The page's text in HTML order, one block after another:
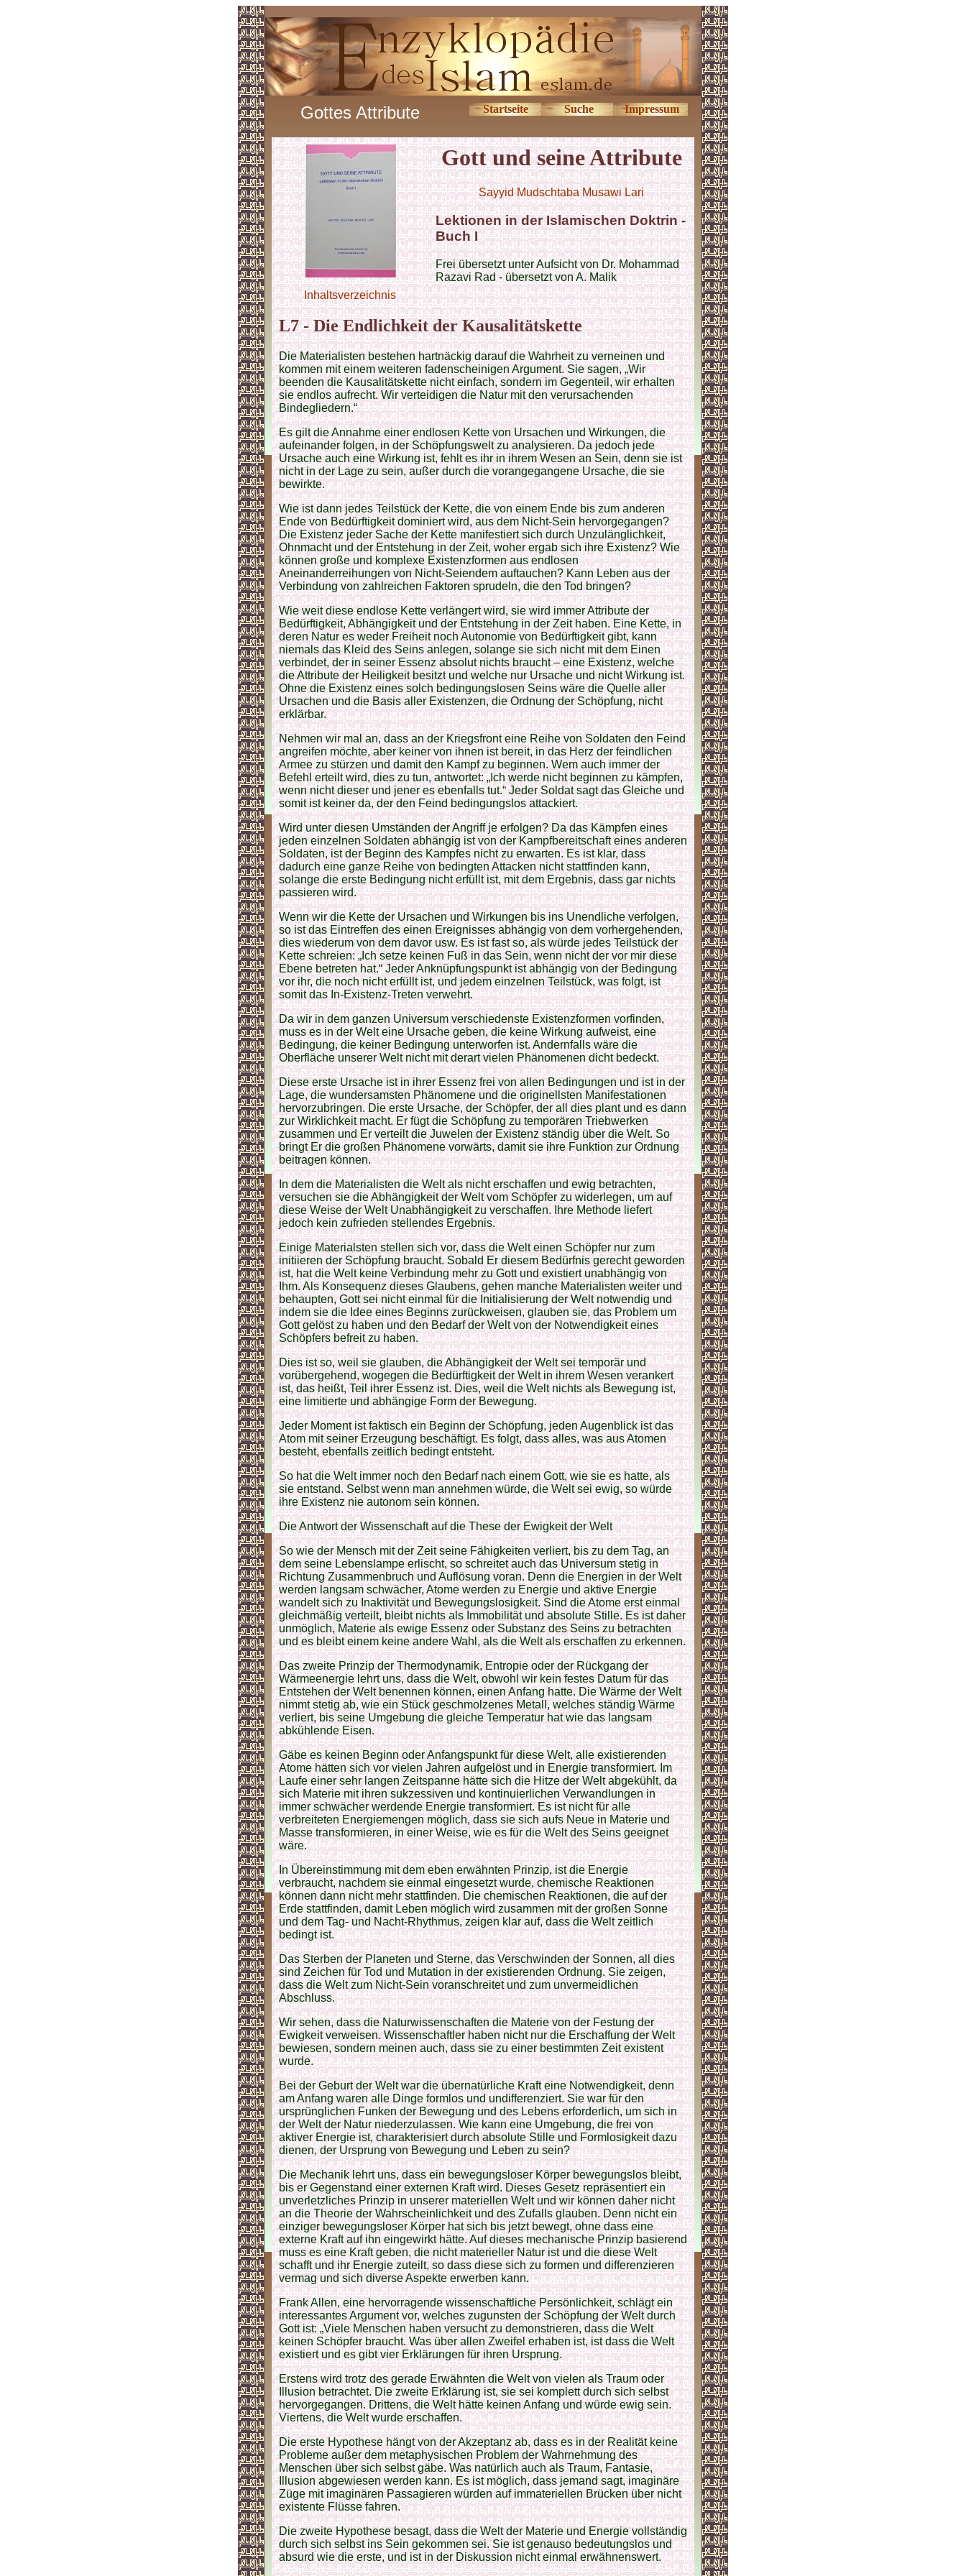
Gottes Attribute Startseite Suche Impressum
Inhaltsverzeichnis
Gott und seine Attribute
Sayyid Mudschtaba Musawi Lari
Lektionen in der Islamischen Doktrin -
Buch I
Frei übersetzt unter Aufsicht von Dr. Mohammad
Razavi Rad - übersetzt von A. Malik
L7 - Die Endlichkeit der Kausalitätskette
Die Materialisten bestehen hartnäckig darauf die Wahrheit zu verneinen und
kommen mit einem weiteren fadenscheinigen Argument. Sie sagen, „Wir
beenden die Kausalitätskette nicht einfach, sondern im Gegenteil, wir erhalten
sie endlos aufrecht. Wir verteidigen die Natur mit den verursachenden
Bindegliedern.“
Es gilt die Annahme einer endlosen Kette von Ursachen und Wirkungen, die
aufeinander folgen, in der Schöpfungswelt zu analysieren. Da jedoch jede
Ursache auch eine Wirkung ist, fehlt es ihr in ihrem Wesen an Sein, denn sie ist
nicht in der Lage zu sein, außer durch die vorangegangene Ursache, die sie
bewirkte.
Wie ist dann jedes Teilstück der Kette, die von einem Ende bis zum anderen
Ende von Bedürftigkeit dominiert wird, aus dem Nicht-Sein hervorgegangen?
Die Existenz jeder Sache der Kette manifestiert sich durch Unzulänglichkeit,
Ohnmacht und der Entstehung in der Zeit, woher ergab sich ihre Existenz? Wie
können große und komplexe Existenzformen aus endlosen
Aneinanderreihungen von Nicht-Seiendem auftauchen? Kann Leben aus der
Verbindung von zahlreichen Faktoren sprudeln, die den Tod bringen?
Wie weit diese endlose Kette verlängert wird, sie wird immer Attribute der
Bedürftigkeit, Abhängigkeit und der Entstehung in der Zeit haben. Eine Kette, in
deren Natur es weder Freiheit noch Autonomie von Bedürftigkeit gibt, kann
niemals das Kleid des Seins anlegen, solange sie sich nicht mit dem Einen
verbindet, der in seiner Essenz absolut nichts braucht – eine Existenz, welche
die Attribute der Heiligkeit besitzt und welche nur Ursache und nicht Wirkung ist.
Ohne die Existenz eines solch bedingungslosen Seins wäre die Quelle aller
Ursachen und die Basis aller Existenzen, die Ordnung der Schöpfung, nicht
erklärbar.
Nehmen wir mal an, dass an der Kriegsfront eine Reihe von Soldaten den Feind
angreifen möchte, aber keiner von ihnen ist bereit, in das Herz der feindlichen
Armee zu stürzen und damit den Kampf zu beginnen. Wem auch immer der
Befehl erteilt wird, dies zu tun, antwortet: „Ich werde nicht beginnen zu kämpfen,
wenn nicht dieser und jener es ebenfalls tut.“ Jeder Soldat sagt das Gleiche und
somit ist keiner da, der den Feind bedingungslos attackiert.
Wird unter diesen Umständen der Angriff je erfolgen? Da das Kämpfen eines
jeden einzelnen Soldaten abhängig ist von der Kampfbereitschaft eines anderen
Soldaten, ist der Beginn des Kampfes nicht zu erwarten. Es ist klar, dass
dadurch eine ganze Reihe von bedingten Attacken nicht stattfinden kann,
solange die erste Bedingung nicht erfüllt ist, mit dem Ergebnis, dass gar nichts
passieren wird.
Wenn wir die Kette der Ursachen und Wirkungen bis ins Unendliche verfolgen,
so ist das Eintreffen des einen Ereignisses abhängig von dem vorhergehenden,
dies wiederum von dem davor usw. Es ist fast so, als würde jedes Teilstück der
Kette schreien: „Ich setze keinen Fuß in das Sein, wenn nicht der vor mir diese
Ebene betreten hat.“ Jeder Anknüpfungspunkt ist abhängig von der Bedingung
vor ihr, die noch nicht erfüllt ist, und jedem einzelnen Teilstück, was folgt, ist
somit das In-Existenz-Treten verwehrt.
Da wir in dem ganzen Universum verschiedenste Existenzformen vorfinden,
muss es in der Welt eine Ursache geben, die keine Wirkung aufweist, eine
Bedingung, die keiner Bedingung unterworfen ist. Andernfalls wäre die
Oberfläche unserer Welt nicht mit derart vielen Phänomenen dicht bedeckt.
Diese erste Ursache ist in ihrer Essenz frei von allen Bedingungen und ist in der
Lage, die wundersamsten Phänomene und die originellsten Manifestationen
hervorzubringen. Die erste Ursache, der Schöpfer, der all dies plant und es dann
zur Wirklichkeit macht. Er fügt die Schöpfung zu temporären Triebwerken
zusammen und Er verteilt die Juwelen der Existenz ständig über die Welt. So
bringt Er die großen Phänomene vorwärts, damit sie ihre Funktion zur Ordnung
beitragen können.
In dem die Materialisten die Welt als nicht erschaffen und ewig betrachten,
versuchen sie die Abhängigkeit der Welt vom Schöpfer zu widerlegen, um auf
diese Weise der Welt Unabhängigkeit zu verschaffen. Ihre Methode liefert
jedoch kein zufrieden stellendes Ergebnis.
Einige Materialsten stellen sich vor, dass die Welt einen Schöpfer nur zum
initiieren der Schöpfung braucht. Sobald Er diesem Bedürfnis gerecht geworden
ist, hat die Welt keine Verbindung mehr zu Gott und existiert unabhängig von
Ihm. Als Konsequenz dieses Glaubens, gehen manche Materialisten weiter und
behaupten, Gott sei nicht einmal für die Initialisierung der Welt notwendig und
indem sie die Idee eines Beginns zurückweisen, glauben sie, das Problem um
Gott gelöst zu haben und den Bedarf der Welt von der Notwendigkeit eines
Schöpfers befreit zu haben.
Dies ist so, weil sie glauben, die Abhängigkeit der Welt sei temporär und
vorübergehend, wogegen die Bedürftigkeit der Welt in ihrem Wesen verankert
ist, das heißt, Teil ihrer Essenz ist. Dies, weil die Welt nichts als Bewegung ist,
eine limitierte und abhängige Form der Bewegung.
Jeder Moment ist faktisch ein Beginn der Schöpfung, jeden Augenblick ist das
Atom mit seiner Erzeugung beschäftigt. Es folgt, dass alles, was aus Atomen
besteht, ebenfalls zeitlich bedingt entsteht.
So hat die Welt immer noch den Bedarf nach einem Gott, wie sie es hatte, als
sie entstand. Selbst wenn man annehmen würde, die Welt sei ewig, so würde
ihre Existenz nie autonom sein können.
Die Antwort der Wissenschaft auf die These der Ewigkeit der Welt
So wie der Mensch mit der Zeit seine Fähigkeiten verliert, bis zu dem Tag, an
dem seine Lebenslampe erlischt, so schreitet auch das Universum stetig in
Richtung Zusammenbruch und Auflösung voran. Denn die Energien in der Welt
werden langsam schwächer, Atome werden zu Energie und aktive Energie
wandelt sich zu Inaktivität und Bewegungslosigkeit. Sind die Atome erst einmal
gleichmäßig verteilt, bleibt nichts als Immobilität und absolute Stille. Es ist daher
unmöglich, Materie als ewige Essenz oder Substanz des Seins zu betrachten
und es bleibt einem keine andere Wahl, als die Welt als erschaffen zu erkennen.
Das zweite Prinzip der Thermodynamik, Entropie oder der Rückgang der
Wärmeenergie lehrt uns, dass die Welt, obwohl wir kein festes Datum für das
Entstehen der Welt benennen können, einen Anfang hatte. Die Wärme der Welt
nimmt stetig ab, wie ein Stück geschmolzenes Metall, welches ständig Wärme
verliert, bis seine Umgebung die gleiche Temperatur hat wie das langsam
abkühlende Eisen.
Gäbe es keinen Beginn oder Anfangspunkt für diese Welt, alle existierenden
Atome hätten sich vor vielen Jahren aufgelöst und in Energie transformiert. Im
Laufe einer sehr langen Zeitspanne hätte sich die Hitze der Welt abgekühlt, da
sich Materie mit ihren sukzessiven und kontinuierlichen Verwandlungen in
immer schwächer werdende Energie transformiert. Es ist nicht für alle
verbreiteten Energiemengen möglich, dass sie sich aufs Neue in Materie und
Masse transformieren, in einer Weise, wie es für die Welt des Seins geeignet
wäre.
In Übereinstimmung mit dem eben erwähnten Prinzip, ist die Energie
verbraucht, nachdem sie einmal eingesetzt wurde, chemische Reaktionen
können dann nicht mehr stattfinden. Die chemischen Reaktionen, die auf der
Erde stattfinden, damit Leben möglich wird zusammen mit der großen Sonne
und dem Tag- und Nacht-Rhythmus, zeigen klar auf, dass die Welt zeitlich
bedingt ist.
Das Sterben der Planeten und Sterne, das Verschwinden der Sonnen, all dies
sind Zeichen für Tod und Mutation in der existierenden Ordnung. Sie zeigen,
dass die Welt zum Nicht-Sein voranschreitet und zum unvermeidlichen
Abschluss.
Wir sehen, dass die Naturwissenschaften die Materie von der Festung der
Ewigkeit verweisen. Wissenschaftler haben nicht nur die Erschaffung der Welt
bewiesen, sondern meinen auch, dass sie zu einer bestimmten Zeit existent
wurde.
Bei der Geburt der Welt war die übernatürliche Kraft eine Notwendigkeit, denn
am Anfang waren alle Dinge formlos und undifferenziert. Sie war für den
ursprünglichen Funken der Bewegung und des Lebens erforderlich, um sich in
der Welt der Natur niederzulassen. Wie kann eine Umgebung, die frei von
aktiver Energie ist, charakterisiert durch absolute Stille und Formlosigkeit dazu
dienen, der Ursprung von Bewegung und Leben zu sein?
Die Mechanik lehrt uns, dass ein bewegungsloser Körper bewegungslos bleibt,
bis er Gegenstand einer externen Kraft wird. Dieses Gesetz repräsentiert ein
unverletzliches Prinzip in unserer materiellen Welt und wir können daher nicht
an die Theorie der Wahrscheinlichkeit und des Zufalls glauben. Denn nicht ein
einziger bewegungsloser Körper hat sich bis jetzt bewegt, ohne dass eine
externe Kraft auf ihn eingewirkt hätte. Auf dieses mechanische Prinzip basierend
muss es eine Kraft geben, die nicht materieller Natur ist und die diese Welt
schafft und ihr Energie zuteilt, so dass diese sich zu formen und differenzieren
vermag und sich diverse Aspekte erwerben kann.
Frank Allen, eine hervorragende wissenschaftliche Persönlichkeit, schlägt ein
interessantes Argument vor, welches zugunsten der Schöpfung der Welt durch
Gott ist: „Viele Menschen haben versucht zu demonstrieren, dass die Welt
keinen Schöpfer braucht. Was über allen Zweifel erhaben ist, ist dass die Welt
existiert und es gibt vier Erklärungen für ihren Ursprung.
Erstens wird trotz des gerade Erwähnten die Welt von vielen als Traum oder
Illusion betrachtet. Die zweite Erklärung ist, sie sei komplett durch sich selbst
hervorgegangen. Drittens, die Welt hätte keinen Anfang und würde ewig sein.
Viertens, die Welt wurde erschaffen.
Die erste Hypothese hängt von der Akzeptanz ab, dass es in der Realität keine
Probleme außer dem metaphysischen Problem der Wahrnehmung des
Menschen über sich selbst gäbe. Was natürlich auch als Traum, Fantasie,
Illusion abgewiesen werden kann. Es ist möglich, dass jemand sagt, imaginäre
Züge mit imaginären Passagieren würden auf immateriellen Brücken über nicht
existente Flüsse fahren.
Die zweite Hypothese besagt, dass die Welt der Materie und Energie vollständig
durch sich selbst ins Sein gekommen sei. Sie ist genauso bedeutungslos und
absurd wie die erste, und ist in der Diskussion nicht einmal erwähnenswert.